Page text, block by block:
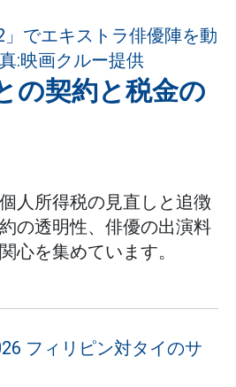
の契約と税金の
人所得税の見直しと追徴
の透明性、俳優の出演料
心を集めています。